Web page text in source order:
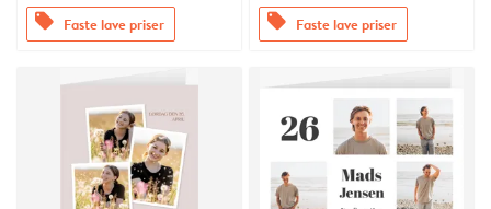
offers Faste lave priser offers Faste lave priser